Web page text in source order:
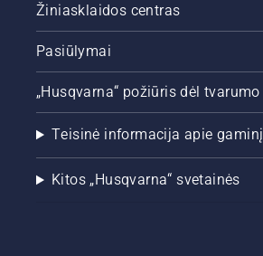
Žiniasklaidos centras
Pasiūlymai
„Husqvarna“ požiūris dėl tvarumo
Teisinė informacija apie gaminį
Kitos „Husqvarna“ svetainės